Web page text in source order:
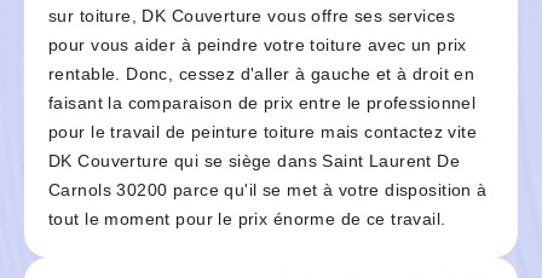
sur toiture, DK Couverture vous offre ses services
pour vous aider à peindre votre toiture avec un prix
rentable. Donc, cessez d'aller à gauche et à droit en
faisant la comparaison de prix entre le professionnel
pour le travail de peinture toiture mais contactez vite
DK Couverture qui se siège dans Saint Laurent De
Carnols 30200 parce qu'il se met à votre disposition à
tout le moment pour le prix énorme de ce travail.